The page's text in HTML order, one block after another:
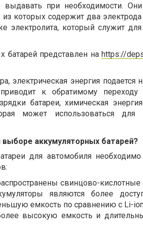
при необходимости.
которых содержит два
электролита, который служит
представлен на https://
электрическая энергия подается
к обратимому
батареи, химическая
может использоваться для
аккумуляторных батарей?
для автомобиля
свинцово-
являются более
емкость по сравнению с Li-
высокую емкость и